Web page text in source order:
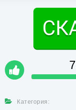
Категория: